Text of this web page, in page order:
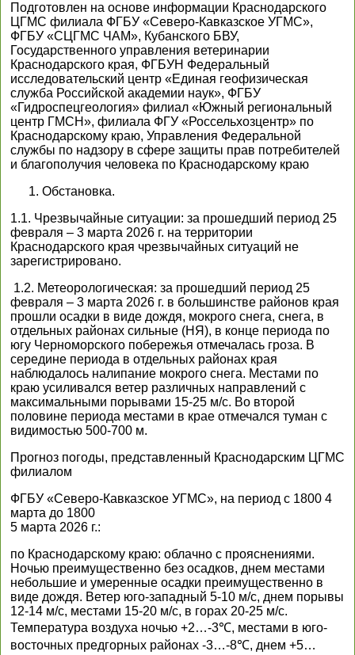
Подготовлен на основе информации Краснодарского
ЦГМС филиала ФГБУ «Северо-Кавказское УГМС»,
ФГБУ «СЦГМС ЧАМ», Кубанского БВУ,
Государственного управления ветеринарии
Краснодарского края, ФГБУН Федеральный
исследовательский центр «Единая геофизическая
служба Российской академии наук», ФГБУ
«Гидроспецгеология» филиал «Южный региональный
центр ГМСН», филиала ФГУ «Россельхозцентр» по
Краснодарскому краю, Управления Федеральной
службы по надзору в сфере защиты прав потребителей
и благополучия человека по Краснодарскому краю
Обстановка.
1.1. Чрезвычайные ситуации: за прошедший период 25
февраля – 3 марта 2026 г. на территории
Краснодарского края чрезвычайных ситуаций не
зарегистрировано.
1.2. Метеорологическая: за прошедший период 25
февраля – 3 марта 2026 г. в большинстве районов края
прошли осадки в виде дождя, мокрого снега, снега, в
отдельных районах сильные (НЯ), в конце периода по
югу Черноморского побережья отмечалась гроза. В
середине периода в отдельных районах края
наблюдалось налипание мокрого снега. Местами по
краю усиливался ветер различных направлений с
максимальными порывами 15-25 м/с. Во второй
половине периода местами в крае отмечался туман с
видимостью 500-700 м.
Прогноз погоды, представленный Краснодарским ЦГМС
филиалом
ФГБУ «Северо-Кавказское УГМС», на период с 1800 4
марта до 1800
5 марта 2026 г.:
по Краснодарскому краю: облачно с прояснениями.
Ночью преимущественно без осадков, днем местами
небольшие и умеренные осадки преимущественно в
виде дождя. Ветер юго-западный 5-10 м/с, днем порывы
12-14 м/с, местами 15-20 м/с, в горах 20-25 м/с.
Температура воздуха ночью +2…-3℃, местами в юго-
восточных предгорных районах -3…-8℃, днем +5…